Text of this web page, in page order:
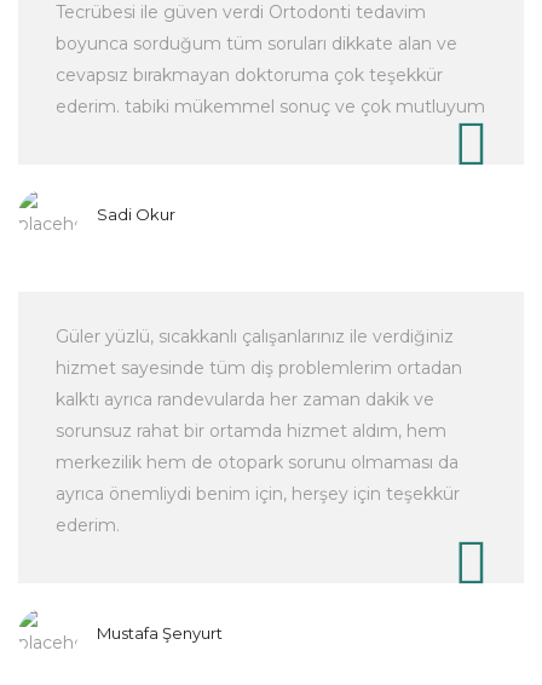
Tecrübesi ile güven verdi Ortodonti tedavim
boyunca sorduğum tüm soruları dikkate alan ve
cevapsız bırakmayan doktoruma çok teşekkür
ederim. tabiki mükemmel sonuç ve çok mutluyum
Sadi Okur
Güler yüzlü, sıcakkanlı çalışanlarınız ile verdiğiniz
hizmet sayesinde tüm diş problemlerim ortadan
kalktı ayrıca randevularda her zaman dakik ve
sorunsuz rahat bir ortamda hizmet aldım, hem
merkezilik hem de otopark sorunu olmaması da
ayrıca önemliydi benim için, herşey için teşekkür
ederim.
Mustafa Şenyurt